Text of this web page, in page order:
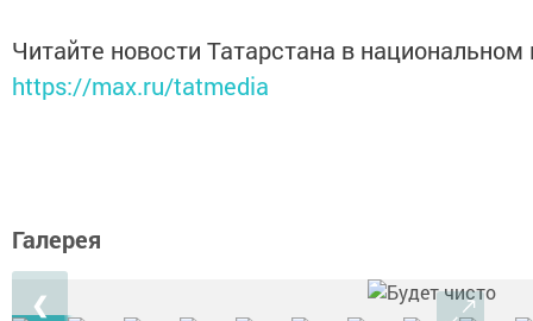
Читайте новости Татарстана в
https://max.ru/tatmedia
Галерея
❮